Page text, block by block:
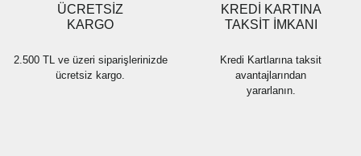
ÜCRETSİZ
KARGO
2.500 TL ve üzeri siparişlerinizde
ücretsiz kargo.
KREDİ KARTINA
TAKSİT İMKANI
Kredi Kartlarına taksit
avantajlarından
yararlanın.